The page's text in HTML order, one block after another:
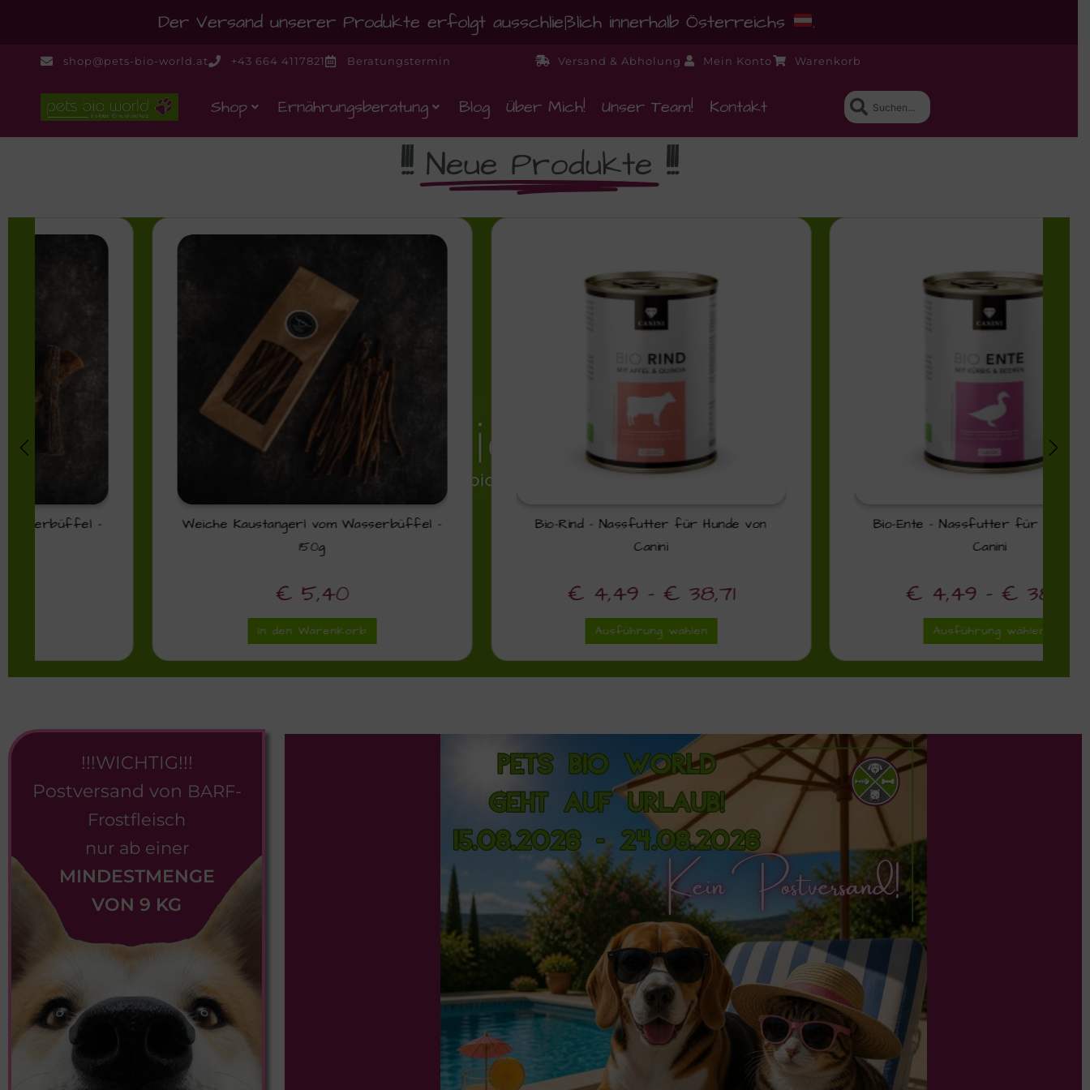
Der Versand unserer Produkte erfolgt ausschließlich innerhalb Österreichs .
shop@pets-bio-world.at +43 664 4117821 Beratungstermin Versand & Abholung Mein Konto Warenkorb
Shop Ernährungsberatung Blog Über Mich! Unser Team! Kontakt
!!! Neue Produkte !!!
Weiche Kaustangerl vom Wasserbüffel –
Bio-Rind – Nassfutter für Hunde von
38,71
Bio-Ente – Nassfutter für Hunde von
38,71
!!!WICHTIG!!!
Postversand von BARF-
Frostfleisch
nur ab einer
MINDESTMENGE
VON 9 KG